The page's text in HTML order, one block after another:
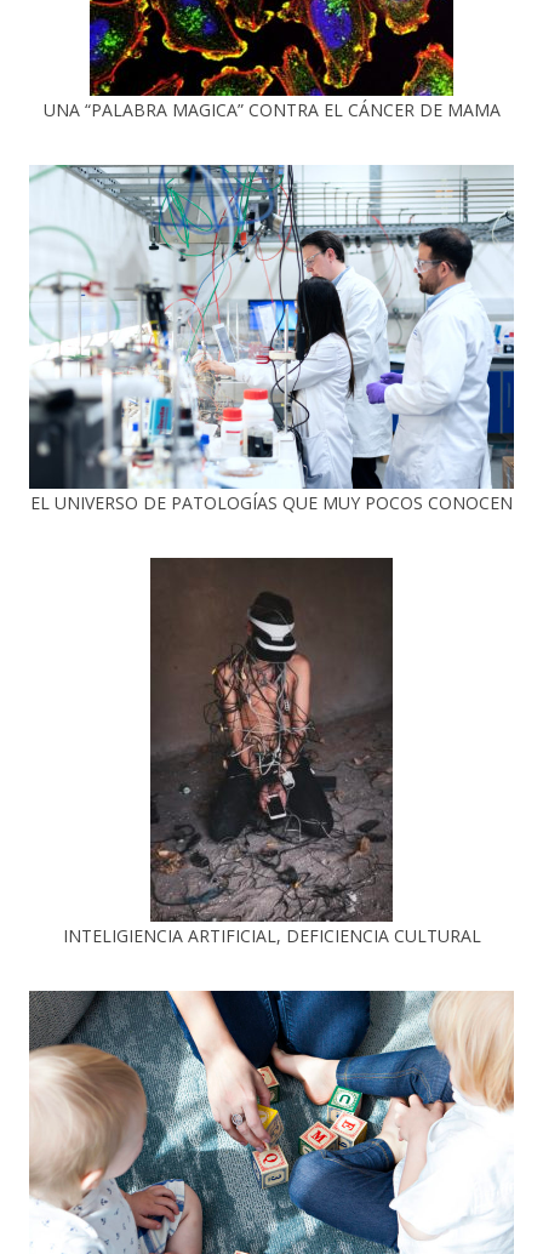
UNA “PALABRA MAGICA” CONTRA EL CÁNCER DE MAMA
EL UNIVERSO DE PATOLOGÍAS QUE MUY POCOS CONOCEN
INTELIGIENCIA ARTIFICIAL, DEFICIENCIA CULTURAL